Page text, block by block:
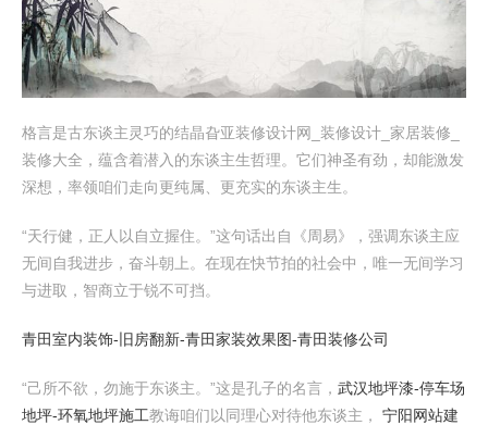
格言是古东谈主灵巧的结晶旮亚装修设计网_装修设计_家居装修_
装修大全，蕴含着潜入的东谈主生哲理。它们神圣有劲，却能激发
深想，率领咱们走向更纯属、更充实的东谈主生。
“天行健，正人以自立握住。”这句话出自《周易》，强调东谈主应
无间自我进步，奋斗朝上。在现在快节拍的社会中，唯一无间学习
与进取，智商立于锐不可挡。
青田室内装饰-旧房翻新-青田家装效果图-青田装修公司
“己所不欲，勿施于东谈主。”这是孔子的名言， 武汉地坪漆-停车场
地坪-环氧地坪施工教诲咱们以同理心对待他东谈主， 宁阳网站建